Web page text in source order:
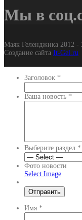
Мы в
Маяк Геленджика 2012 -
Создание сайта It-Gel.ru
Заголовок *
Ваша новость *
Выберите раздел *
Фото новости
Select Image
Имя *